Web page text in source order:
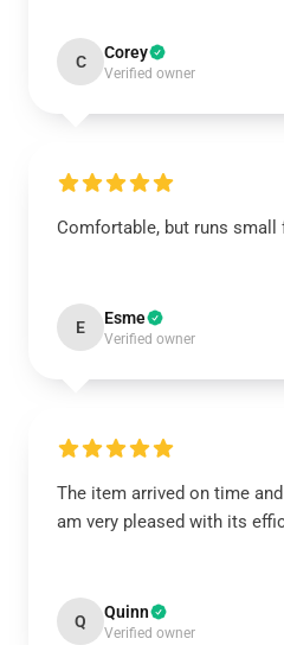
C Corey
Verified owner
Comfortable, but runs small
E Esme
Verified owner
The item arrived on time
am very pleased with its
Q Quinn
Verified owner